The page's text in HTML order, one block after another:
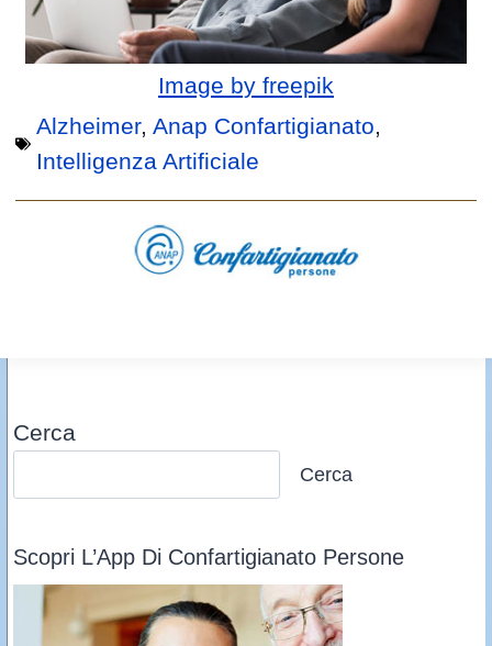
Image by freepik
Alzheimer, Anap Confartigianato
Intelligenza Artificiale
Cerca
Cerca
Scopri L’App Di Confartigianato Persone